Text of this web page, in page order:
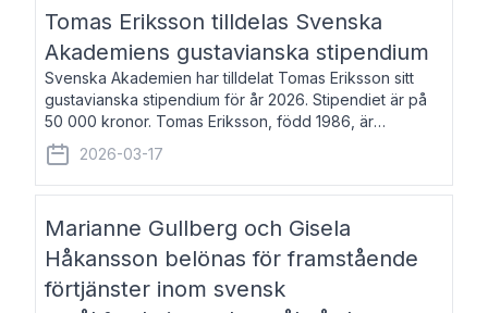
Tomas Eriksson tilldelas Svenska
Akademiens gustavianska stipendium
Svenska Akademien har tilldelat Tomas Eriksson sitt
gustavianska stipendium för år 2026. Stipendiet är på
50 000 kronor. Tomas Eriksson, född 1986, är
projektledare inom marknadsföring och författare och
utkom i fjol med boken Syndabocken.
2026-03-17
Marianne Gullberg och Gisela
Håkansson belönas för framstående
förtjänster inom svensk